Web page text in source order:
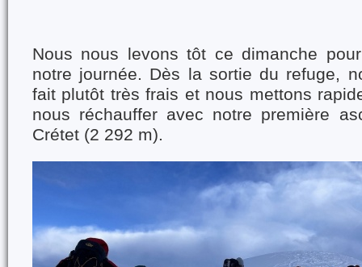
Nous nous levons tôt ce dimanche
notre journée. Dès la sortie du refuge,
fait plutôt très frais et nous mettons
nous réchauffer avec notre première
Crétet (2 292 m).